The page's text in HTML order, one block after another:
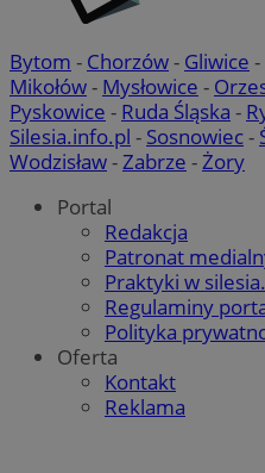
Bytom - Chorzów- Gliwice -
Mikołów- Mysłowice -
Pyskowice - Ruda Śląska -
Silesia.info.pl - Sosnowiec-
Wodzisław-Zabrze -Żory
Portal
Redakcja
Patronat
Praktyki w
Regulaminy
Polityka
Oferta
Kontakt
Reklama